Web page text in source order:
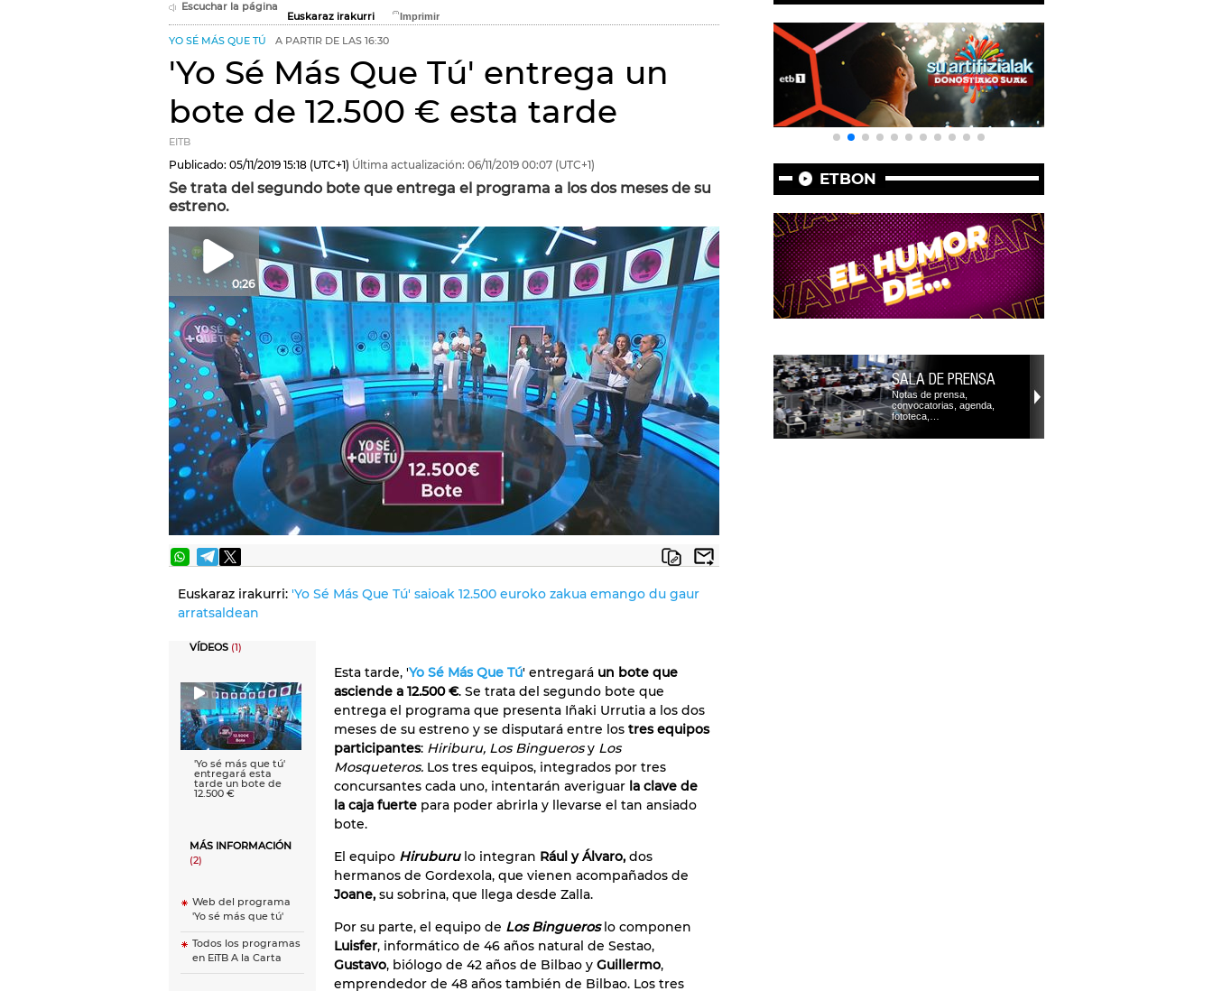
Escuchar la página
Euskaraz irakurri
YO SÉ MÁS QUE TÚ A PARTIR DE LAS 16:30
'Yo Sé Más Que Tú' entrega un
bote de 12.500 € esta tarde
EITB
Publicado: 05/11/2019 15:18 (UTC+1) Última actualización: 06/11/2019 00:07 (UTC+1)
Se trata del segundo bote que entrega el programa a los dos meses de su
estreno.
0:26
Euskaraz irakurri: 'Yo Sé Más Que Tú' saioak 12.500 euroko zakua emango du gaur
arratsaldean
VÍDEOS (1)
'Yo sé más que tú'
entregará esta
tarde un bote de
12.500 €
MÁS INFORMACIÓN
(2)
Web del programa
'Yo sé más que tú'
Todos los programas
en EiTB A la Carta
Esta tarde, 'Yo Sé Más Que Tú' entregará un bote que
asciende a 12.500 €. Se trata del segundo bote que
entrega el programa que presenta Iñaki Urrutia a los dos
meses de su estreno y se disputará entre los tres equipos
participantes: Hiriburu, Los Binguerosy Los
Mosqueteros. Los tres equipos, integrados por tres
concursantes cada uno, intentarán averiguar la clave de
la caja fuerte para poder abrirla y llevarse el tan ansiado
bote.
El equipo Hiruburulo integran Rául y Álvaro, dos
hermanos de Gordexola, que vienen acompañados de
Joane, su sobrina, que llega desde Zalla.
Por su parte, el equipo de Los Bingueroslo componen
Luisfer, informático de 46 años natural de Sestao,
Gustavo, biólogo de 42 años de Bilbao y Guillermo,
emprendedor de 48 años también de Bilbao. Los tres
ETBON
SALA DE PRENSA
Notas de prensa,
convocatorias, agenda,
fototeca,…